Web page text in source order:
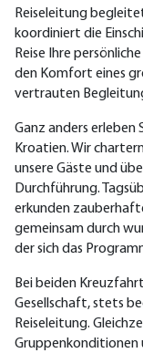
Reiseleitung
koordiniert die
Reise Ihre
den Komfort eines
vertrauten
Ganz anders erleben
Kroatien. Wir
unsere Gäste und
Durchführung.
erkunden
gemeinsam durch
der sich das
Bei beiden
Gesellschaft, stets
Reiseleitung.
Gruppenkonditionen